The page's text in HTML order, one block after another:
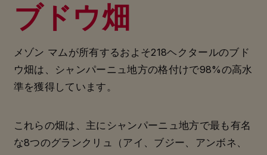
ブドウ畑
メゾン マムが所有するおよそ218ヘクタールのブド
ウ畑は、シャンパーニュ地方の格付けで98%の高水
準を獲得しています。
これらの畑は、主にシャンパーニュ地方で最も有名
な8つのグランクリュ（アイ、ブジー、アンボネ、